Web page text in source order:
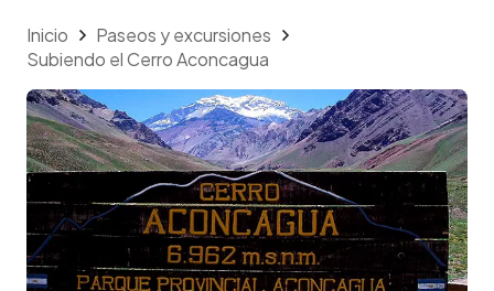
Inicio
Paseos y excursiones
Subiendo el Cerro Aconcagua